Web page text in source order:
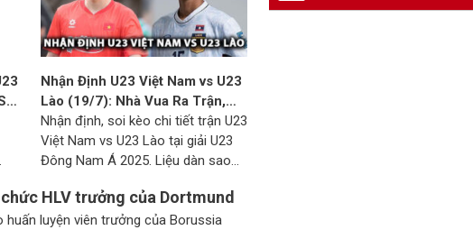
Nhận Định U23 Việt Nam vs U23
Lào (19/7): Nhà Vua Ra Trận,
Chờ Màn Ra Mắt Của HLV Kim
Sang Sik
Nhận định, soi kèo chi tiết trận U23
Việt Nam vs U23 Lào tại giải U23
Đông Nam Á 2025. Liệu dàn sao
đầu tưng bừng trên hành trình bảo
vệ ngôi vương?
HLV trưởng của Dortmund
huấn luyện viên trưởng của Borussia